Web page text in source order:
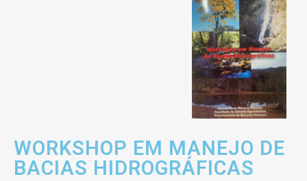
WORKSHOP EM MANEJO DE
BACIAS HIDROGRÁFICAS